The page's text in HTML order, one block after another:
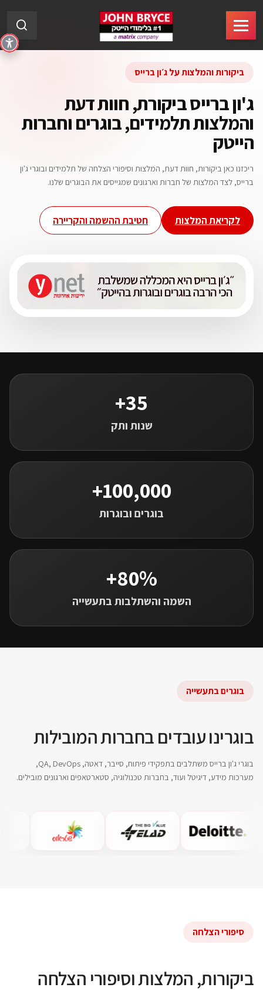
ביקורות והמלצות על ג׳ון ברייס
ג'ון ברייס ביקורת, חוות דעת
והמלצות תלמידים, בוגרים וחברות
הייטק
ריכזנו כאן ביקורות, חוות דעת, המלצות וסיפורי הצלחה של תלמידים ובוגרי ג'ון
ברייס, לצד המלצות של חברות וארגונים שמגייסים את הבוגרים שלנו.
לקריאת המלצות חטיבת ההשמה והקריירה
35+
שנות ותק
100,000+
בוגרים ובוגרות
80%+
השמה והשתלבות בתעשייה
בוגרים בתעשייה
בוגרינו עובדים בחברות המובילות
בוגרי ג'ון ברייס משתלבים בתפקידי פיתוח, סייבר, דאטה, QA, DevOps,
מערכות מידע, דיגיטל ועוד, בחברות טכנולוגיה, סטארטאפים וארגונים מובילים.
סיפורי הצלחה
ביקורות, המלצות וסיפורי הצלחה